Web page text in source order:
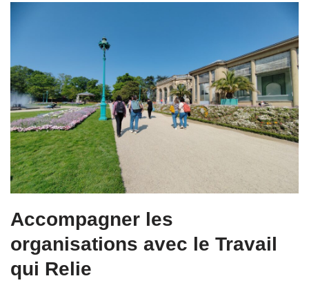
Accompagner les
organisations avec le Travail
qui Relie